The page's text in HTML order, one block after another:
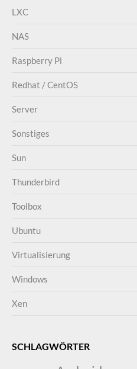
LXC
NAS
Raspberry Pi
Redhat / CentOS
Server
Sonstiges
Sun
Thunderbird
Toolbox
Ubuntu
Virtualisierung
Windows
Xen
SCHLAGWÖRTER